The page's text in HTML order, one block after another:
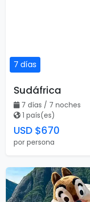
7 días
Sudáfrica
7 días / 7 noches
1 país(es)
USD $670
por persona